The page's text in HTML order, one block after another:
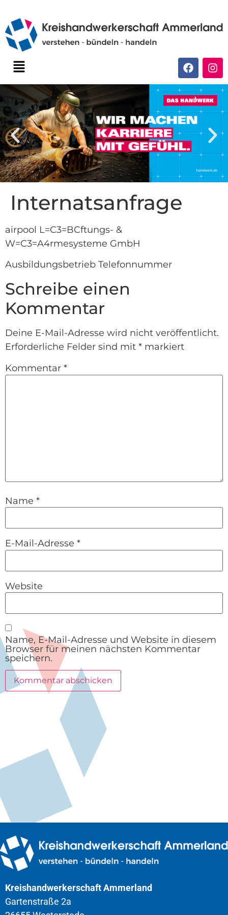
Internatsanfrage
airpool L=C3=BCftungs- &
W=C3=A4rmesysteme GmbH
Ausbildungsbetrieb Telefonnummer
Schreibe einen
Kommentar
Deine E-Mail-Adresse wird nicht veröffentlicht.
Erforderliche Felder sind mit * markiert
Kommentar *
Name *
E-Mail-Adresse *
Website
Name, E-Mail-Adresse und Website in diesem
Browser für meinen nächsten Kommentar
speichern.
Kreishandwerkerschaft Ammerland
Gartenstraße 2a